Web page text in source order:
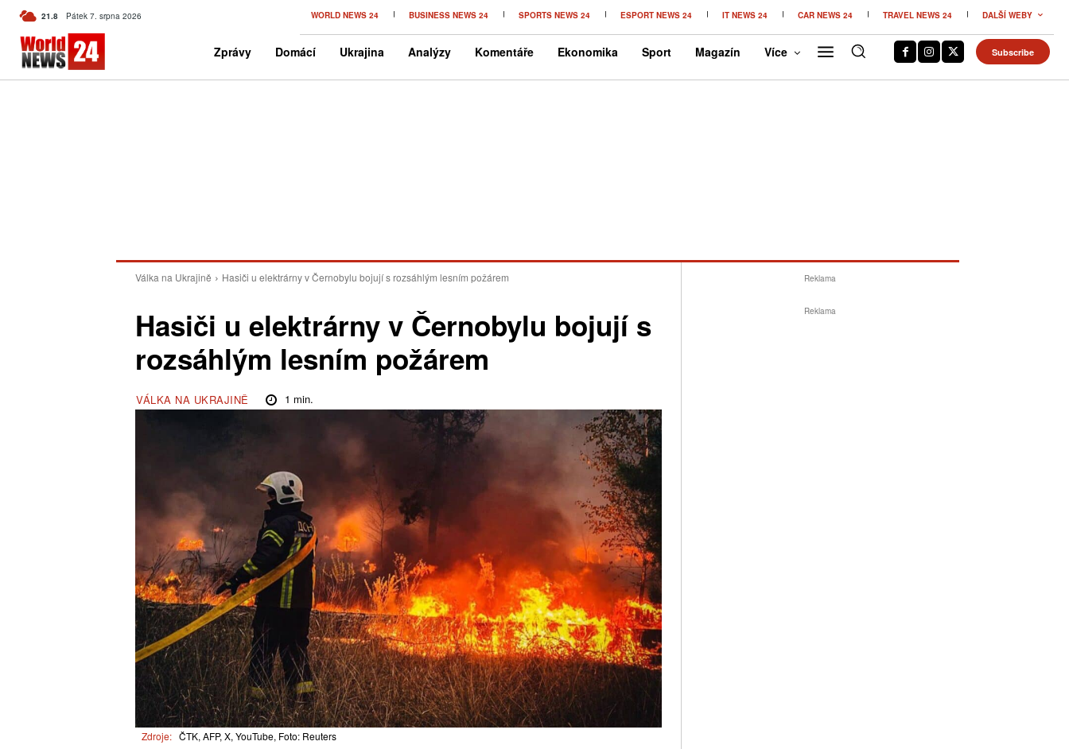
21.8 C Czech
Pátek 7. srpna 2026 WORLD NEWS 24 BUSINESS NEWS 24 SPORTS NEWS 24 ESPORT NEWS 24 IT NEWS 24 CAR NEWS 24 TRAVEL NEWS 24 DALŠÍ WEBY
Zprávy Domácí Ukrajina Analýzy Komentáře Ekonomika Sport Magazín Více Subscribe
Válka na Ukrajině Hasiči u elektrárny v Černobylu bojují s rozsáhlým lesním požárem
Hasiči u elektrárny v Černobylu bojují s
rozsáhlým lesním požárem
VÁLKA NA UKRAJINĚ 1 min.
Zdroje: ČTK, AFP, X, YouTube, Foto: Reuters
Reklama
Reklama